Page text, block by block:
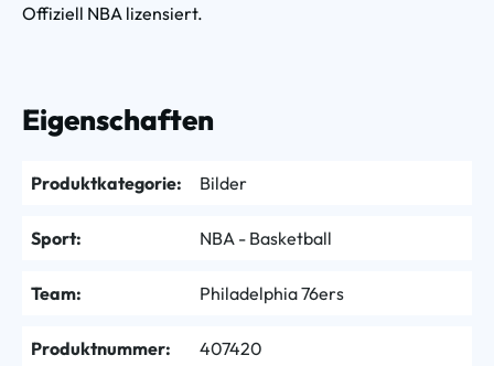
Offiziell NBA lizensiert.
Eigenschaften
Produktkategorie: Bilder
Sport: NBA - Basketball
Team: Philadelphia 76ers
Produktnummer: 407420